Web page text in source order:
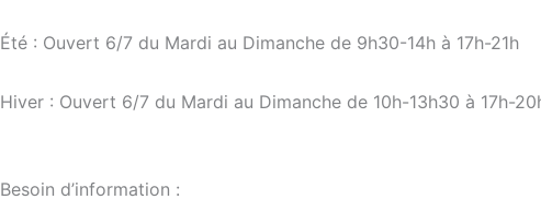
au
Été : Ouvert 6/7 du Mardi au Dimanche de 9h30-14h à 17h-21h
Hiver : Ouvert 6/7 du Mardi au Dimanche de 10h-13h30 à 17h-
Besoin d’information :